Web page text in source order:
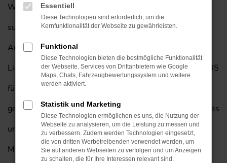
Wer ein zuverlässiges Fahrzeug für Offenbach am Main
sucht, ist mit einem Nissan perfekt beraten. Wir vom
Autohaus am Prinzert bieten einen exklusiven
Lieferservice nach Offenbach am Main. Wir sind seit 1935
für Kundinnen und Kunden aus der Region tätig und
genießen eine erstklassige Reputation. Deutlich wird dies
unter anderem daran, dass unser Autohaus bereits fünf
Mal von der bekannten Zeitschrift „Auto Bild“ zu den
Essentiell
Diese Technologien sind erforderlich, um die
Kernfunktionalität der Webseite zu gewährleisten.
Funktional
Diese Technologien bieten die bestmögliche Funktionalität
der Webseite. Services von Drittanbietern wie Google
Maps, Chats, Fahrzeugbewertungssystem und weitere
werden aktiviert.
Statistik und Marketing
Diese Technologien ermöglichen es uns, die Nutzung der
Webseite zu analysieren, um die Leistung zu messen und
zu verbessern. Zudem werden Technologien eingesetzt,
die von dritten Werbetreibenden verwendet werden, um
Sie auf anderen Webseiten zu verfolgen und um Anzeigen
zu schalten, die für Ihre Interessen relevant sind.